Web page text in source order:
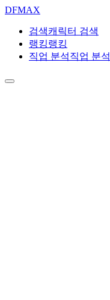
DFMAX
검색캐릭터 검색
랭킹랭킹
직업 분석직업 분석